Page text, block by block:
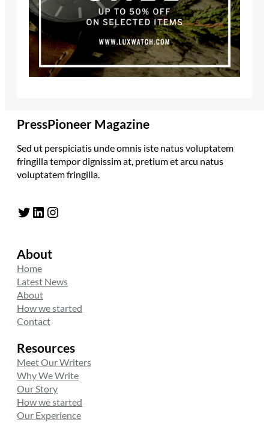
PressPioneer Magazine
Sed ut perspiciatis unde omnis iste natus voluptatem
fringilla tempor dignissim at, pretium et arcu natus
voluptatem fringilla.
Twitter LinkedIn Instagram
About
Home
Latest News
About
How we started
Contact
Resources
Meet Our Writers
Why We Write
Our Story
How we started
Our Experience